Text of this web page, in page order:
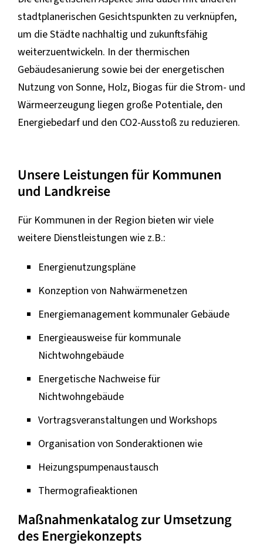
stadtplanerischen Gesichtspunkten zu verknüpfen,
um die Städte nachhaltig und zukunftsfähig
weiterzuentwickeln. In der thermischen
Gebäudesanierung sowie bei der energetischen
Nutzung von Sonne, Holz, Biogas für die Strom- und
Wärmeerzeugung liegen große Potentiale, den
Energiebedarf und den CO2-Ausstoß zu reduzieren.
Unsere Leistungen für Kommunen
und Landkreise
Für Kommunen in der Region bieten wir viele
weitere Dienstleistungen wie z.B.:
Energienutzungspläne
Konzeption von Nahwärmenetzen
Energiemanagement kommunaler Gebäude
Energieausweise für kommunale
Nichtwohngebäude
Energetische Nachweise für
Nichtwohngebäude
Vortragsveranstaltungen und Workshops
Organisation von Sonderaktionen wie
Heizungspumpenaustausch
Thermografieaktionen
Maßnahmenkatalog zur Umsetzung
des Energiekonzepts